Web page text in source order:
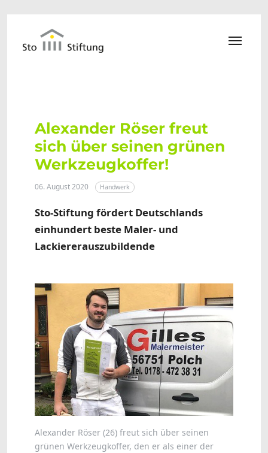
Alexander Röser freut
sich über seinen grünen
Werkzeugkoffer!
06. August 2020 Handwerk
Sto-Stiftung fördert Deutschlands
einhundert beste Maler- und
Lackiererauszubildende
Alexander Röser (26) freut sich über seinen
grünen Werkzeugkoffer, den er als einer der